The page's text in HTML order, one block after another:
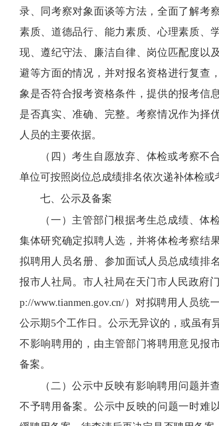
录、同考察对象面谈等方法，全面了解考
素质、道德品行、能力素质、心理素质、
现、遵纪守法、廉洁自律、岗位匹配度以
避等方面的情况，并对报名资格进行复查
象是否符合报考资格条件，提供的报考信
是否真实、准确、完整。考察情况作为择
人员的主要依据。
（四）考生自愿放弃、体检或考察不
单位可按照岗位总成绩排名依次递补体检或
七、公示及备案
（一）主管部门根据考生总成绩、体
集体研究确定拟聘人选，并将体检考察结
拟聘用人员名册、参加面试人员总成绩排
报市人社局。市人社局在天门市人民政府
p://www.tianmen.gov.cn/）对拟聘用人员统
公示期5个工作日。公示无异议的，或虽有
不影响聘用的，由主管部门将聘用意见报
备案。
（二）公示中反映有影响聘用问题并
不予聘用备案。公示中反映的问题一时难